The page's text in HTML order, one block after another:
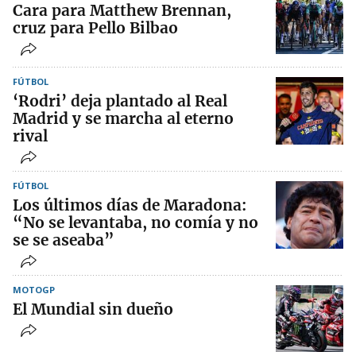
Cara para Matthew Brennan,
cruz para Pello Bilbao
FÚTBOL
‘Rodri’ deja plantado al Real
Madrid y se marcha al eterno
rival
FÚTBOL
Los últimos días de Maradona:
“No se levantaba, no comía y no
se se aseaba”
MOTOGP
El Mundial sin dueño